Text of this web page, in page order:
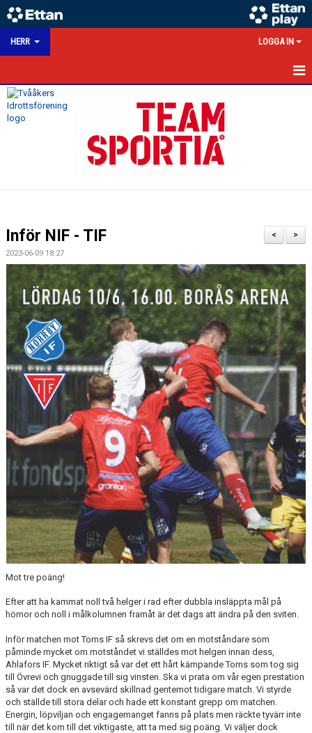
HERR LOGGA IN
HEM
BILDGALLERI
DOKUMENT
HERRSEKTION
>
<
Inför NIF - TIF
2023-06-09 18:27
Mot tre poäng!
Efter att ha kammat noll två helger i rad efter dubbla insläppta mål på
hörnor och noll i målkolumnen framåt är det dags att ändra på den sviten.
Inför matchen mot Torns IF så skrevs det om en motståndare som
påminde mycket om motståndet vi ställdes mot helgen innan dess,
Ahlafors IF. Mycket riktigt så var det ett hårt kämpande Torns som tog sig
till Övrevi och gnuggade till sig vinsten. Ska vi prata om vår egen prestation
så var det dock en avsevärd skillnad gentemot tidigare match. Vi styrde
och ställde till stora delar och hade ett konstant grepp om matchen.
Energin, löpviljan och engagemanget fanns på plats men räckte tyvärr inte
till när det kom till det viktigaste, att ta med sig poäng. Vi väljer dock